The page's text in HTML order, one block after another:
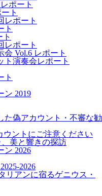
ポート
ト
レポート
ト
レポート
Vol.6 レポート
ト演奏会レポート
ト
ン 2019
た偽アカウント・不審な勧
ウントにご注意ください
美と響きの探訪
ン 2026
2026
リアンに宿るゲニウス・